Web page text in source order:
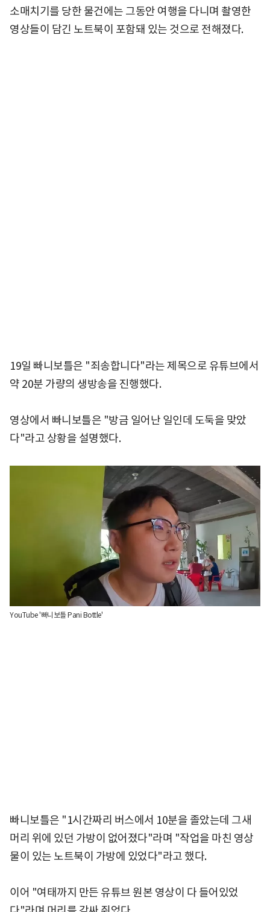
소매치기를 당한 물건에는 그동안 여행을 다니며 촬영한
영상들이 담긴 노트북이 포함돼 있는 것으로 전해졌다.
19일 빠니보틀은 "죄송합니다"라는 제목으로 유튜브에서
약 20분 가량의 생방송을 진행했다.
영상에서 빠니보틀은 "방금 일어난 일인데 도둑을 맞았
다"라고 상황을 설명했다.
YouTube '빠니보틀 Pani Bottle'
빠니보틀은 "1시간짜리 버스에서 10분을 졸았는데 그새
머리 위에 있던 가방이 없어졌다"라며 "작업을 마친 영상
물이 있는 노트북이 가방에 있었다"라고 했다.
이어 "여태까지 만든 유튜브 원본 영상이 다 들어있었